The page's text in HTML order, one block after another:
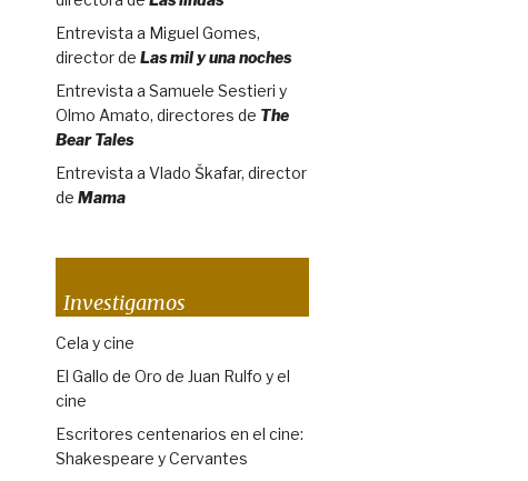
Entrevista a Miguel Gomes,
director de Las mil y una noches
Entrevista a Samuele Sestieri y
Olmo Amato, directores de The
Bear Tales
Entrevista a Vlado Škafar, director
de Mama
Investigamos
Cela y cine
El Gallo de Oro de Juan Rulfo y el
cine
Escritores centenarios en el cine:
Shakespeare y Cervantes